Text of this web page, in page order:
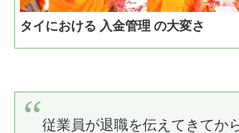
タイにおける 入金管理 の大変さ
従業員が退職を伝えてきてか